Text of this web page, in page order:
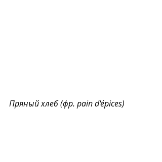
Пряный хлеб (фр. pain d'épices)